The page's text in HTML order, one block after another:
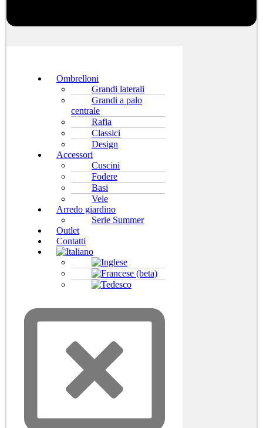
Ombrelloni
Grandi laterali
Grandi a palo
centrale
Rafia
Classici
Design
Accessori
Cuscini
Fodere
Basi
Vele
Arredo giardino
Serie Summer
Outlet
Contatti